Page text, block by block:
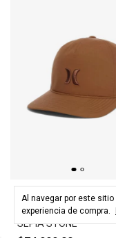
Al navegar por este sitio
experiencia de compra.
HURLEY
Gorra HURLEY
SEPIA STONE